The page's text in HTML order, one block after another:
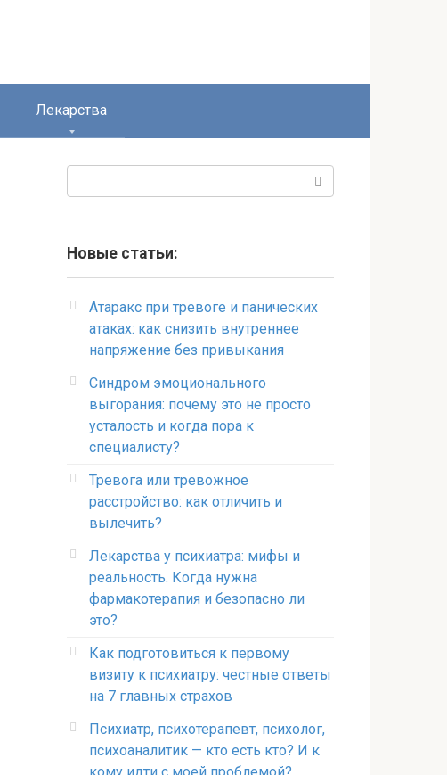
Лекарства
Новые статьи:
Атаракс при тревоге и панических
атаках: как снизить внутреннее
напряжение без привыкания
Синдром эмоционального
выгорания: почему это не просто
усталость и когда пора к
специалисту?
Тревога или тревожное
расстройство: как отличить и
вылечить?
Лекарства у психиатра: мифы и
реальность. Когда нужна
фармакотерапия и безопасно ли
это?
Как подготовиться к первому
визиту к психиатру: честные ответы
на 7 главных страхов
Психиатр, психотерапевт, психолог,
психоаналитик — кто есть кто? И к